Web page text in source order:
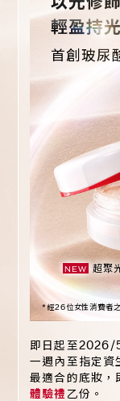
輕盈持光
首創玻尿
NEW 超聚
*經26位女性消費者
即日起至2026/
一週內至指定資
最適合的底妝，
體驗禮 乙份。